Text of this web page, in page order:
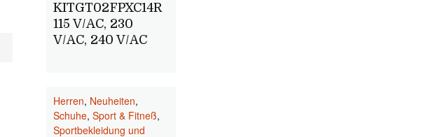
KITGT02FPXC14R
115 V/AC, 230
V/AC, 240 V/AC
Herren, Neuheiten,
Schuhe, Sport & Fitneß,
Sportbekleidung und